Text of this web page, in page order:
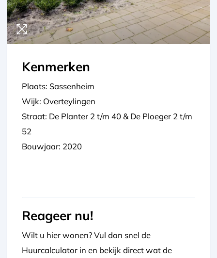
Kenmerken
Plaats: Sassenheim
Wijk: Overteylingen
Straat: De Planter 2 t/m 40 & De Ploeger 2 t/m
52
Bouwjaar: 2020
Reageer nu!
Wilt u hier wonen? Vul dan snel de
Huurcalculator in en bekijk direct wat de